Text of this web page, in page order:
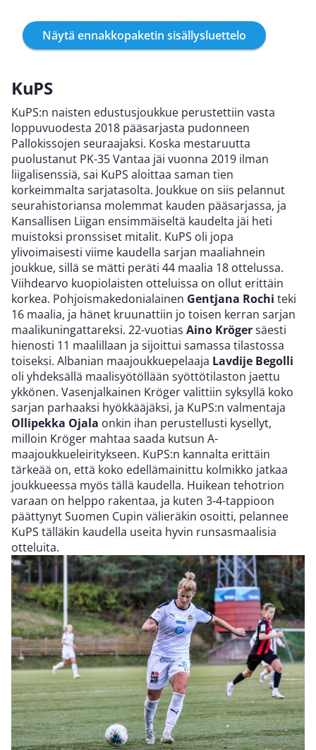
Näytä ennakkopaketin sisällysluettelo
KuPS
KuPS:n naisten edustusjoukkue perustettiin vasta
loppuvuodesta 2018 pääsarjasta pudonneen
Pallokissojen seuraajaksi. Koska mestaruutta
puolustanut PK-35 Vantaa jäi vuonna 2019 ilman
liigalisenssiä, sai KuPS aloittaa saman tien
korkeimmalta sarjatasolta. Joukkue on siis pelannut
seurahistoriansa molemmat kauden pääsarjassa, ja
Kansallisen Liigan ensimmäiseltä kaudelta jäi heti
muistoksi pronssiset mitalit. KuPS oli jopa
ylivoimaisesti viime kaudella sarjan maaliahnein
joukkue, sillä se mätti peräti 44 maalia 18 ottelussa.
Viihdearvo kuopiolaisten otteluissa on ollut erittäin
korkea. Pohjoismakedonialainen Gentjana Rochi teki
16 maalia, ja hänet kruunattiin jo toisen kerran sarjan
maalikuningattareksi. 22-vuotias Aino Krögersäesti
hienosti 11 maalillaan ja sijoittui samassa tilastossa
toiseksi. Albanian maajoukkuepelaaja Lavdije Begolli
oli yhdeksällä maalisyötöllään syöttötilaston jaettu
ykkönen. Vasenjalkainen Kröger valittiin syksyllä koko
sarjan parhaaksi hyökkääjäksi, ja KuPS:n valmentaja
Ollipekka Ojala onkin ihan perustellusti kysellyt,
milloin Kröger mahtaa saada kutsun A-
maajoukkueleiritykseen. KuPS:n kannalta erittäin
tärkeää on, että koko edellämainittu kolmikko jatkaa
joukkueessa myös tällä kaudella. Huikean tehotrion
varaan on helppo rakentaa, ja kuten 3-4-tappioon
päättynyt Suomen Cupin välieräkin osoitti, pelannee
KuPS tälläkin kaudella useita hyvin runsasmaalisia
otteluita.